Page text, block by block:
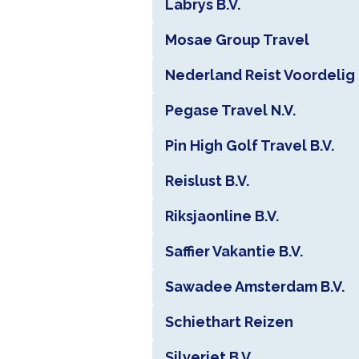
Labrys B.V.
Mosae Group Travel
Nederland Reist Voordelig
Pegase Travel N.V.
Pin High Golf Travel B.V.
Reislust B.V.
Riksjaonline B.V.
Saffier Vakantie B.V.
Sawadee Amsterdam B.V.
Schiethart Reizen